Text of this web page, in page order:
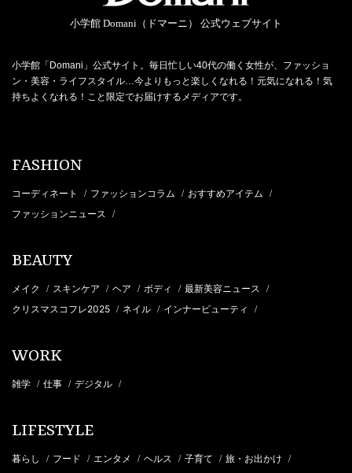
小学館 Domani（ドマーニ） 公式ウェブサイト
小学館「Domani」公式サイト。毎日忙しい40代の働く女性が、ファッショ
ン・美容・ライフスタイル…今よりもっと楽しくなれる！元気になれる！気
持ちよくなれる！こと限定でお届けするメディアです。
FASHION
コーディネート / ファッションコラム / おすすめアイテム /
ファッションニュース /
BEAUTY
メイク / スキンケア / ヘア / ボディ / 最新美容ニュース /
クリスマスコフレ2025 / ネイル / インナービューティ /
WORK
雑学 / 仕事 / デジタル /
LIFESTYLE
暮らし / フード / エンタメ / ヘルス / 子育て / 旅・お出かけ /